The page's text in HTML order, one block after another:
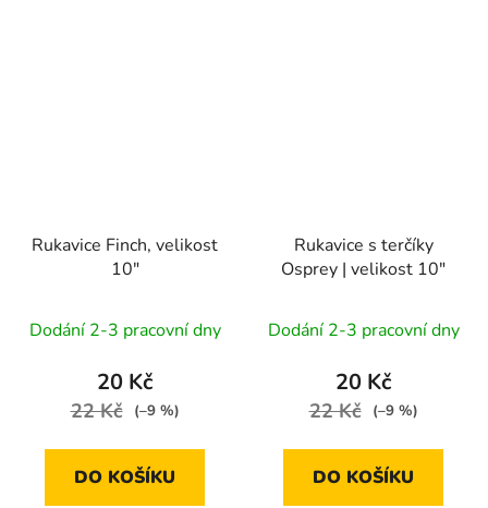
Rukavice Finch, velikost
10"
Dodání 2-3 pracovní dny
20 Kč
22 Kč (–9 %)
DO KOŠÍKU
Rukavice s terčíky
Osprey | velikost 10"
Dodání 2-3 pracovní dny
20 Kč
22 Kč (–9 %)
DO KOŠÍKU